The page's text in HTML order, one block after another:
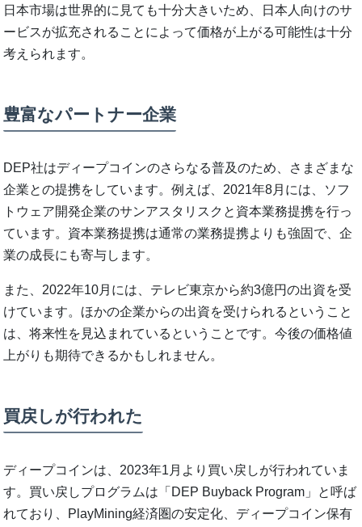
日本市場は世界的に見ても十分大きいため、日本人向けのサ
ービスが拡充されることによって価格が上がる可能性は十分
考えられます。
豊富なパートナー企業
DEP社はディープコインのさらなる普及のため、さまざまな
企業との提携をしています。例えば、2021年8月には、ソフ
トウェア開発企業のサンアスタリスクと資本業務提携を行っ
ています。資本業務提携は通常の業務提携よりも強固で、企
業の成長にも寄与します。
また、2022年10月には、テレビ東京から約3億円の出資を受
けています。ほかの企業からの出資を受けられるということ
は、将来性を見込まれているということです。今後の価格値
上がりも期待できるかもしれません。
買戻しが行われた
ディープコインは、2023年1月より買い戻しが行われていま
す。買い戻しプログラムは「DEP Buyback Program」と呼ば
れており、PlayMining経済圏の安定化、ディープコイン保有